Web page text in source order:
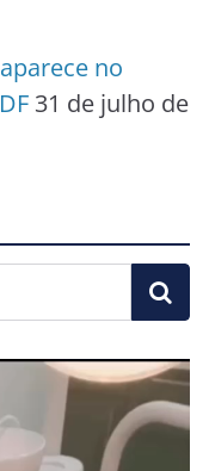
no
31 de julho de